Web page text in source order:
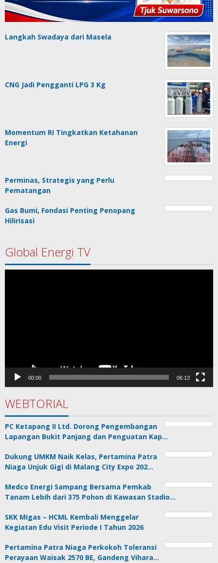
Langkah Swadaya dari Masela
CNG Jadi Pengganti LPG 3 Kg
Momentum RI Tingkatkan Ketahanan
Energi
Perminas, Strategis yang Perlu
Pematangan
Gas Bumi, Fondasi Penting Penopang
Hilirisasi
Global Energi TV
00:00 06:13
WEBTORIAL
PC Ketapang II Ltd. Dorong Pengembangan
Lapangan Bukit Panjang dan Penguatan Kap…
Dukung UMKM Naik Kelas, Pertamina Patra
Niaga Unjuk Gigi di Malang City Expo 202…
Medco Energi Sampang Bersama Pemkab
Tanam Lebih dari 375 Pohon di Kawasan Stadio…
SKK Migas – HCML Kembali Menggelar
Kegiatan Edu Visit Periode I Tahun 2026
Pertamina Patra Niaga Perkokoh Toleransi
Perayaan Waisak 2570 BE, Gandeng Vihara…